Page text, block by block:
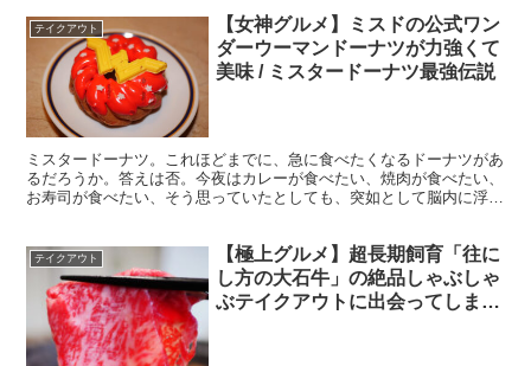
テイクアウト
【女神グルメ】ミスドの公式ワン
ダーウーマンドーナツが力強くて
美味 / ミスタードーナツ最強伝説
ミスタードーナツ。これほどまでに、急に食べたくなるドーナツがあ
るだろうか。答えは否。今夜はカレーが食べたい、焼肉が食べたい、
お寿司が食べたい、そう思っていたとしても、突如として脳内に浮か
テイクアウト
【極上グルメ】超長期飼育「往に
し方の大石牛」の絶品しゃぶしゃ
ぶテイクアウトに出会ってしまっ